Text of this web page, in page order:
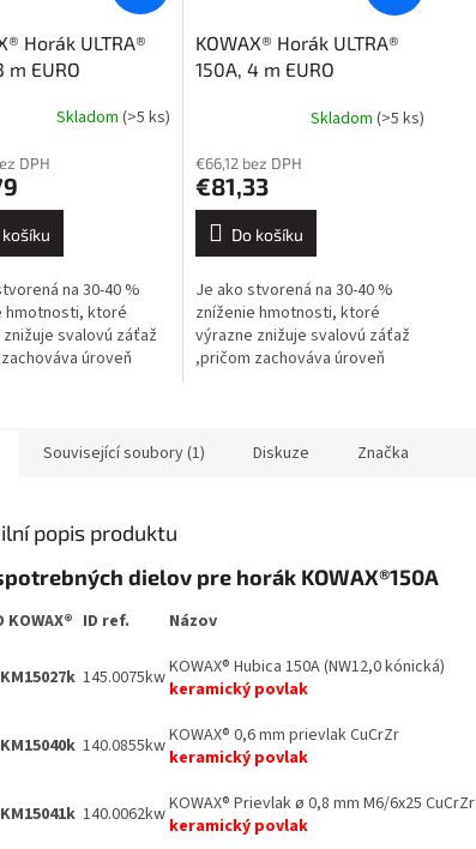
Horák ULTRA®
m EURO
Skladom (>5 ks)
DPH
košíku
na 30-40 %
hmotnosti, ktoré
svalovú záťaž
úroveň
KOWAX® Horák ULTRA®
150A, 4 m EURO
Skladom (>5 ks)
€66,12 bez DPH
€81,33
Do košíku
Je ako stvorená na 30-40 %
zníženie hmotnosti, ktoré
výrazne znižuje svalovú záťaž
,pričom zachováva úroveň
Související soubory (1) Diskuze Značka
popis produktu
dielov pre horák KOWAX®150A
KOWAX® ID ref. Názov
145.0075kwKOWAX® Hubica 150A (NW12,0 kónická)
keramický povlak
140.0855kwKOWAX® 0,6 mm prievlak CuCrZr
keramický povlak
140.0062kwKOWAX® Prievlak ø 0,8 mm M6/6x25 CuCrZr
keramický povlak